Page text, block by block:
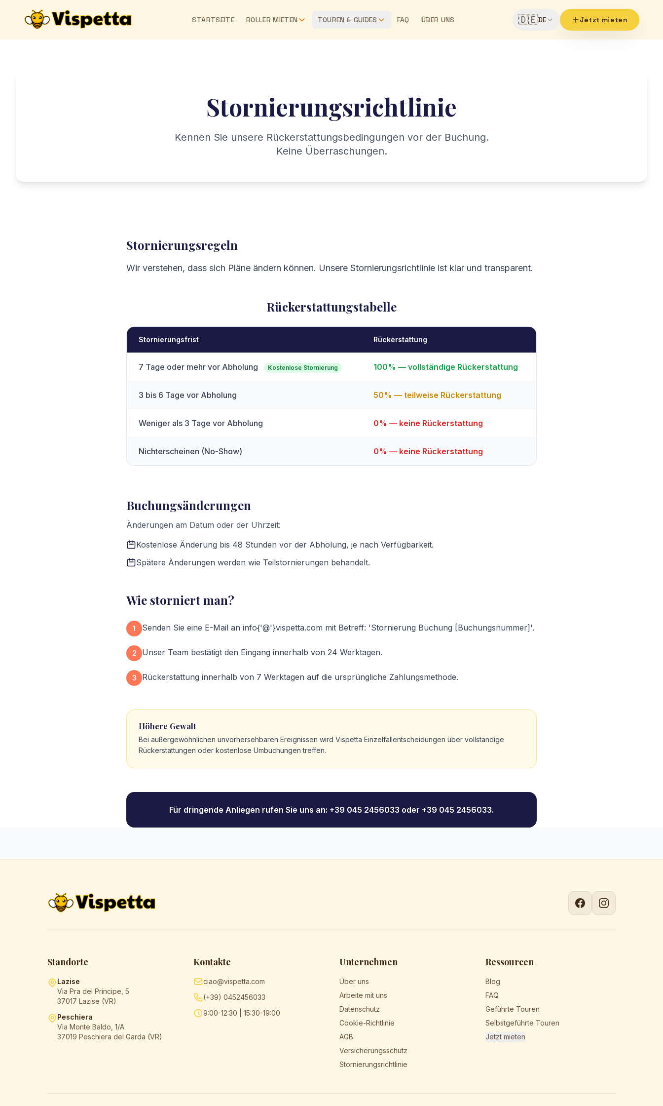
STARTSEITE ROLLER MIETEN TOUREN & GUIDES FAQ ÜBER UNS 🇩🇪DE Jetzt mieten
Stornierungsrichtlinie
Kennen Sie unsere Rückerstattungsbedingungen vor der Buchung.
Keine Überraschungen.
Stornierungsregeln
Wir verstehen, dass sich Pläne ändern können. Unsere Stornierungsrichtlinie ist klar und transparent.
Rückerstattungstabelle
Stornierungsfrist Rückerstattung
7 Tage oder mehr vor Abholung Kostenlose Stornierung 100% — vollständige Rückerstattung
3 bis 6 Tage vor Abholung 50% — teilweise Rückerstattung
Weniger als 3 Tage vor Abholung 0% — keine Rückerstattung
Nichterscheinen (No-Show) 0% — keine Rückerstattung
Buchungsänderungen
Änderungen am Datum oder der Uhrzeit:
Kostenlose Änderung bis 48 Stunden vor der Abholung, je nach Verfügbarkeit.
Spätere Änderungen werden wie Teilstornierungen behandelt.
Wie storniert man?
1 Senden Sie eine E-Mail an info{'@'}vispetta.com mit Betreff: 'Stornierung Buchung [Buchungsnummer]'.
2 Unser Team bestätigt den Eingang innerhalb von 24 Werktagen.
3 Rückerstattung innerhalb von 7 Werktagen auf die ursprüngliche Zahlungsmethode.
Höhere Gewalt
Bei außergewöhnlichen unvorhersehbaren Ereignissen wird Vispetta Einzelfallentscheidungen über vollständige
Rückerstattungen oder kostenlose Umbuchungen treffen.
Für dringende Anliegen rufen Sie uns an: +39 045 2456033 oder +39 045 2456033.
Standorte
Lazise
Via Pra del Principe, 5
37017 Lazise (VR)
Peschiera
Via Monte Baldo, 1/A
37019 Peschiera del Garda (VR)
Kontakte
ciao@vispetta.com
(+39) 0452456033
9:00-12:30 | 15:30-19:00
Unternehmen
Über uns
Arbeite mit uns
Datenschutz
Cookie-Richtlinie
AGB
Versicherungsschutz
Stornierungsrichtlinie
Ressourcen
Blog
FAQ
Geführte Touren
Selbstgeführte Touren
Jetzt mieten